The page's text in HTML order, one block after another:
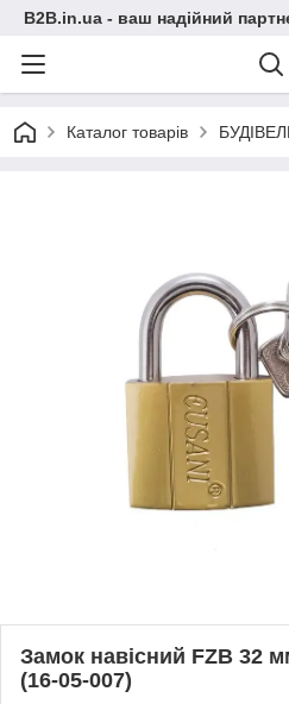
B2B.in.ua - ваш надійний
Каталог товарів
Замок навісний FZB 32
(16-05-007)